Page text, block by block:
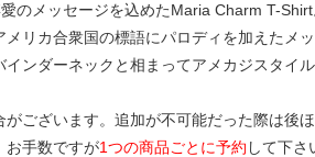
のメッセージを込めたMaria Charm T-
リカ合衆国の標語にパロディを加えたメ
ンダーネックと相まってアメカジスタイ
ございます。追加が不可能だった際は後ほ
お手数ですが1つの商品ごとに予約 して下さ